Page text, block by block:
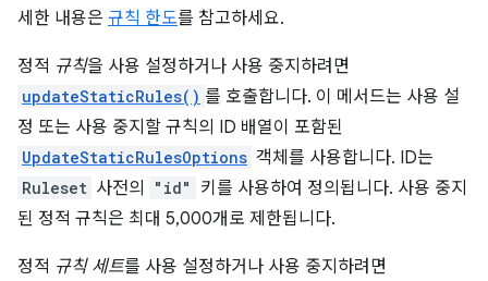
세한 내용은 규칙 한도를 참고하세요.
정적 규칙을 사용 설정하거나 사용 중지하려면
updateStaticRules() 를 호출합니다. 이 메서드는 사용 설
정 또는 사용 중지할 규칙의 ID 배열이 포함된
UpdateStaticRulesOptions 객체를 사용합니다. ID는
Ruleset 사전의 "id"
키를 사용하여 정의됩니다. 사용 중지
된 정적 규칙은 최대 5,000개로 제한됩니다.
정적 규칙 세트를 사용 설정하거나 사용 중지하려면